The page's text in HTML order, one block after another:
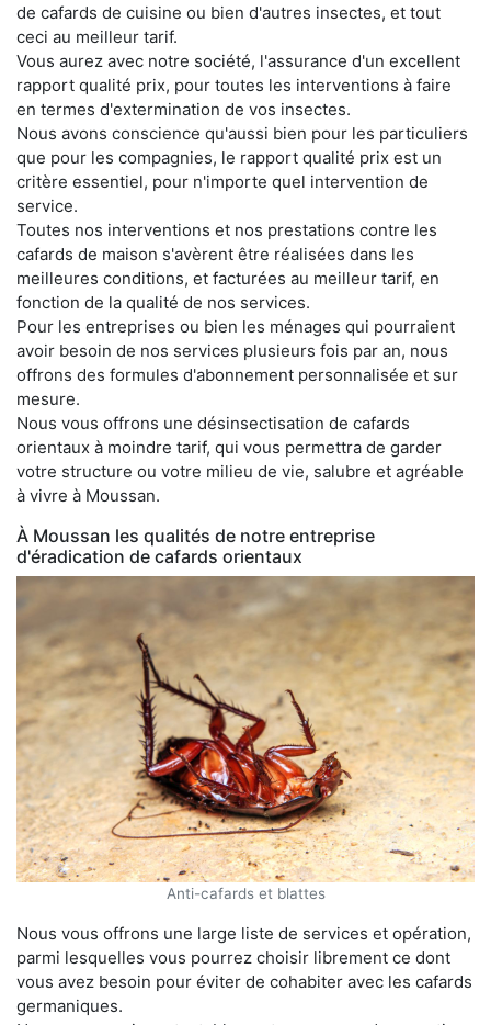
de cafards de cuisine ou bien d'autres insectes, et tout
ceci au meilleur tarif.
Vous aurez avec notre société, l'assurance d'un excellent
rapport qualité prix, pour toutes les interventions à faire
en termes d'extermination de vos insectes.
Nous avons conscience qu'aussi bien pour les particuliers
que pour les compagnies, le rapport qualité prix est un
critère essentiel, pour n'importe quel intervention de
service.
Toutes nos interventions et nos prestations contre les
cafards de maison s'avèrent être réalisées dans les
meilleures conditions, et facturées au meilleur tarif, en
fonction de la qualité de nos services.
Pour les entreprises ou bien les ménages qui pourraient
avoir besoin de nos services plusieurs fois par an, nous
offrons des formules d'abonnement personnalisée et sur
mesure.
Nous vous offrons une désinsectisation de cafards
orientaux à moindre tarif, qui vous permettra de garder
votre structure ou votre milieu de vie, salubre et agréable
à vivre à Moussan.
À Moussan les qualités de notre entreprise
d'éradication de cafards orientaux
Anti-cafards et blattes
Nous vous offrons une large liste de services et opération,
parmi lesquelles vous pourrez choisir librement ce dont
vous avez besoin pour éviter de cohabiter avec les cafards
germaniques.